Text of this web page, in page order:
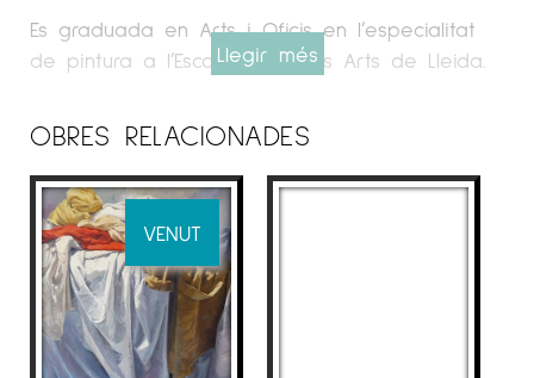
Es graduada en Arts i Oficis en l’especialitat
de pintura a l’Escola de Belles Arts de Lleida.
revistes i cartells, com el de la Festa Major de
Produeix principalment obres a l’acrílic i l’oli de
tendència realista. Tria temes d’interior en que
les imatges de vida quotidiana adquireixen
transcendència i intimitat. Entre els elements
que defineixen la seva obra trobem la forma
en la que treballa la llum i la penombra -amb
Llegir més
OBRES RELACIONADES
VENUT